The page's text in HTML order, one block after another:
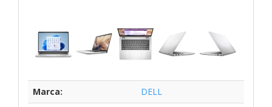
Marca:
DELL